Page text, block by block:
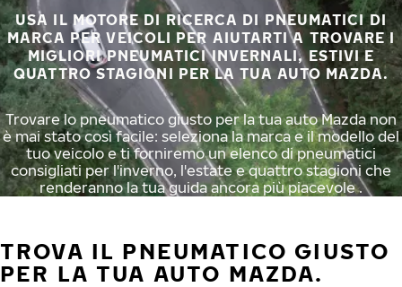
USA IL MOTORE DI RICERCA DI PNEUMATICI DI
MARCA PER VEICOLI PER AIUTARTI A TROVARE I
MIGLIORI PNEUMATICI INVERNALI, ESTIVI E
QUATTRO STAGIONI PER LA TUA AUTO MAZDA.
Trovare lo pneumatico giusto per la tua auto Mazda non
è mai stato così facile: seleziona la marca e il modello del
tuo veicolo e ti forniremo un elenco di pneumatici
consigliati per l'inverno, l'estate e quattro stagioni che
renderanno la tua guida ancora più piacevole .
TROVA IL PNEUMATICO GIUSTO
PER LA TUA AUTO MAZDA.